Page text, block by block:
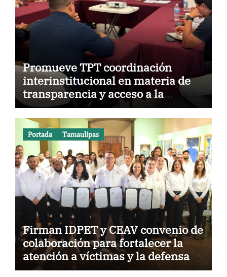
Promueve TPT coordinación
interinstitucional en materia de
transparencia y acceso a la
información pública
Portada Tamaulipas
Firman IDPET y CEAV convenio de
colaboración para fortalecer la
atención a víctimas y la defensa
jurídica en Tamaulipas